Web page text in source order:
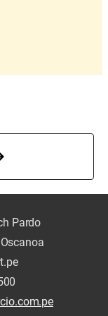
Pardo